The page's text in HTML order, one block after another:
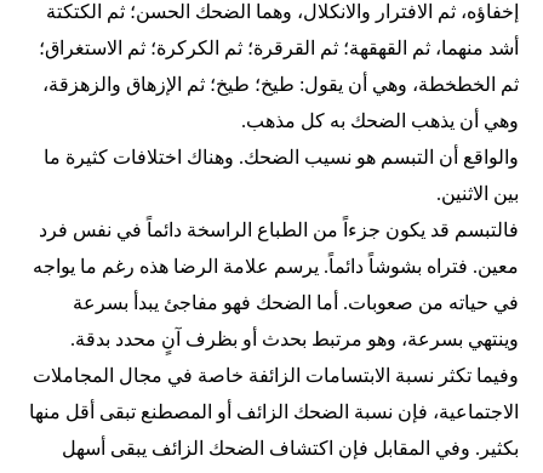
إخفاؤه، ثم الافترار والانكلال، وهما الضحك الحسن؛ ثم الكتكتة
أشد منهما، ثم القهقهة؛ ثم القرقرة؛ ثم الكركرة؛ ثم الاستغراق؛
ثم الخطخطة، وهي أن يقول: طيخ؛ طيخ؛ ثم الإزهاق والزهزقة،
وهي أن يذهب الضحك به كل مذهب.
والواقع أن التبسم هو نسيب الضحك. وهناك اختلافات كثيرة ما
بين الاثنين.
فالتبسم قد يكون جزءاً من الطباع الراسخة دائماً في نفس فرد
معين. فتراه بشوشاً دائماً. يرسم علامة الرضا هذه رغم ما يواجه
في حياته من صعوبات. أما الضحك فهو مفاجئ يبدأ بسرعة
وينتهي بسرعة، وهو مرتبط بحدث أو بظرف آنٍ محدد بدقة.
وفيما تكثر نسبة الابتسامات الزائفة خاصة في مجال المجاملات
الاجتماعية، فإن نسبة الضحك الزائف أو المصطنع تبقى أقل منها
بكثير. وفي المقابل فإن اكتشاف الضحك الزائف يبقى أسهل